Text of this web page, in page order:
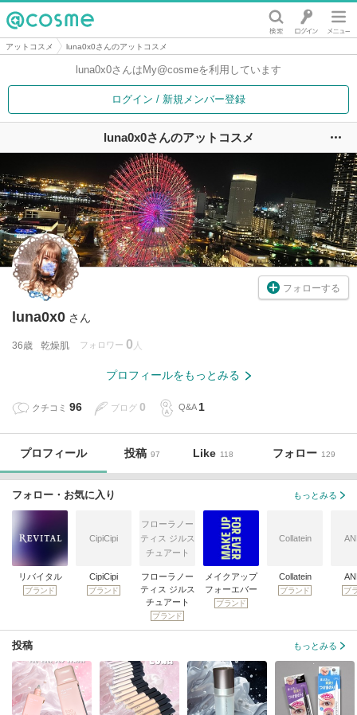
@cosme
アットコスメ luna0x0さんのアットコスメ
luna0x0さんは My@cosmeを利用しています
ログイン / 新規メンバー登録
luna0x0さんのアットコスメ
フォローする
luna0x0 さん
36歳 乾燥肌 フォロワー 0
プロフィールをもっとみる
クチコミ 96 ブログ 0 Q&A 1
プロフィール 投稿 97 Like 118 フォロー 129
フォロー・お気に入り もっとみる
リバイタル
ブランド
CipiCipi
CipiCipi
ブランド
フローラノー
ティス ジルス
チュアート
フローラノー
ティス ジルス
チュアート
ブランド
メイクアップ
フォーエバー
ブランド
Collatein
Collatein
ブランド ブ
投稿 もっとみる